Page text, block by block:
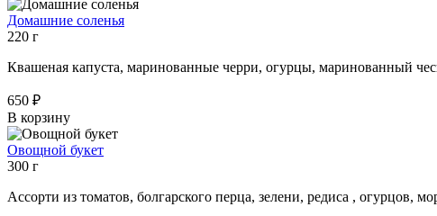
Домашние соленья
220 г
Квашеная капуста, маринованные черри, огурцы, маринованный
650 ₽
В корзину
Овощной букет
300 г
Ассорти из томатов, болгарского перца, зелени, редиса , огурцов,